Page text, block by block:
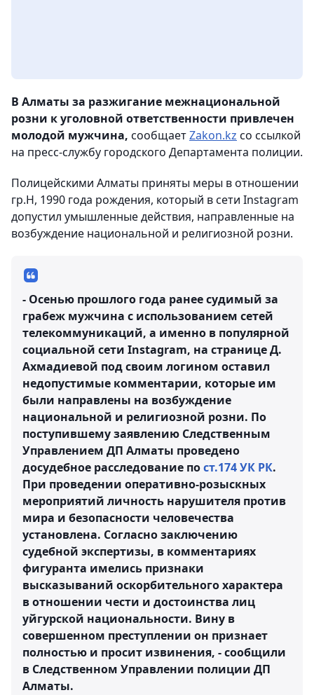
В Алматы за разжигание межнациональной
розни к уголовной ответственности привлечен
молодой мужчина, сообщаетZakon.kz со ссылкой
на пресс-службу городского Департамента полиции.
Полицейскими Алматы приняты меры в отношении
гр.Н, 1990 года рождения, который в сети Instagram
допустил умышленные действия, направленные на
возбуждение национальной и религиозной розни.
- Осенью прошлого года ранее судимый за
грабеж мужчина с использованием сетей
телекоммуникаций, а именно в популярной
социальной сети Instagram, на странице Д.
Ахмадиевой под своим логином оставил
недопустимые комментарии, которые им
были направлены на возбуждение
национальной и религиозной розни. По
поступившему заявлению Следственным
Управлением ДП Алматы проведено
досудебное расследование пост.174 УК РК.
При проведении оперативно-розыскных
мероприятий личность нарушителя против
мира и безопасности человечества
установлена. Согласно заключению
судебной экспертизы, в комментариях
фигуранта имелись признаки
высказываний оскорбительного характера
в отношении чести и достоинства лиц
уйгурской национальности. Вину в
совершенном преступлении он признает
полностью и просит извинения, - сообщили
в Следственном Управлении полиции ДП
Алматы.